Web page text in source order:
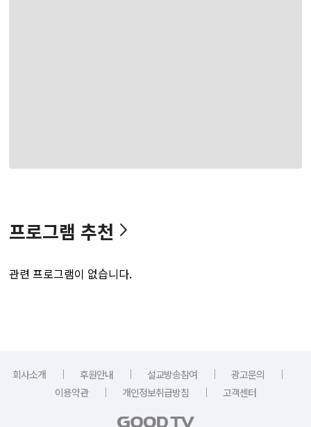
프로그램 추천
관련 프로그램이 없습니다.
회사소개 ｜ 후원안내 ｜ 설교방송참여 ｜ 광고문의
｜
이용약관
｜ 개인정보취급방침 ｜ 고객센터